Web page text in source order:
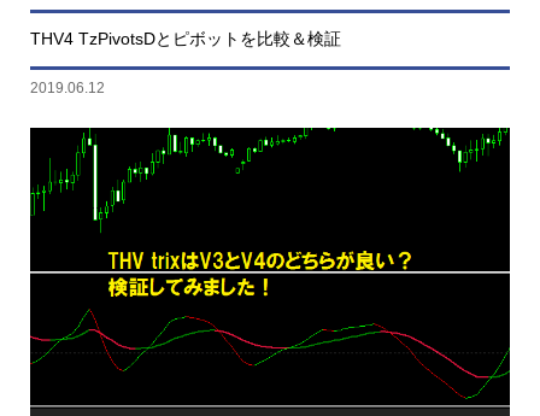
THV4 TzPivotsDとピボットを比較＆検証
2019.06.12